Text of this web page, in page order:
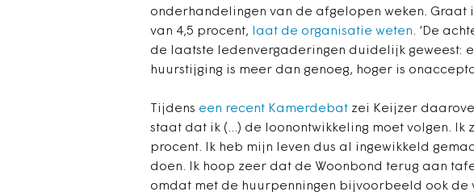
onderhandelingen van de afgelopen weken. Graat
van 4,5 procent,
laat de organisatie weten. ‘ De
de laatste ledenvergaderingen duidelijk geweest:
huurstijging is meer dan genoeg, hoger is
Tijdens een recent Kamerdebat zei Keijzer
staat dat ik (...) de loonontwikkeling moet volgen. Ik
procent. Ik heb mijn leven dus al ingewikkeld
doen. Ik hoop zeer dat de Woonbond terug aan
omdat met de huurpenningen bijvoorbeeld ook de